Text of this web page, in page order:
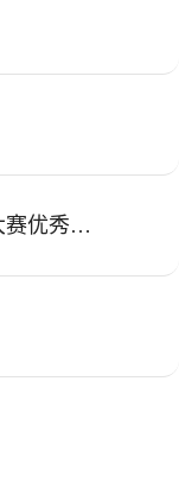
美丽绽放 健康同行——女教职工环新校区健步行暨“迎三八 展风采”书画、摄影、手工作品大赛优秀作品展开幕